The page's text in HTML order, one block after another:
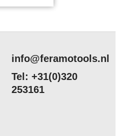
info@feramotools.nl
Tel: +31(0)320
253161